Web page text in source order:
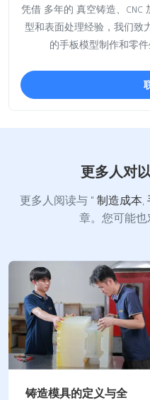
凭借 多年的 真空铸造、CNC
型和表面处理经验，我们致
的手板模型制作和零
更多人对
更多人阅读与 " 制造成本,
章。您可能
铸造模具的定义与全